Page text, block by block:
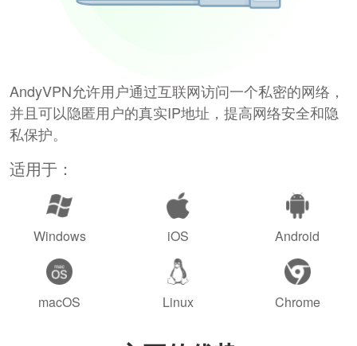
AndyVPN允许用户通过互联网访问一个私密的网络，
并且可以隐匿用户的真实IP地址，提高网络安全和隐
私保护。
适用于：
Windows iOS Android
macOS Linux Chrome